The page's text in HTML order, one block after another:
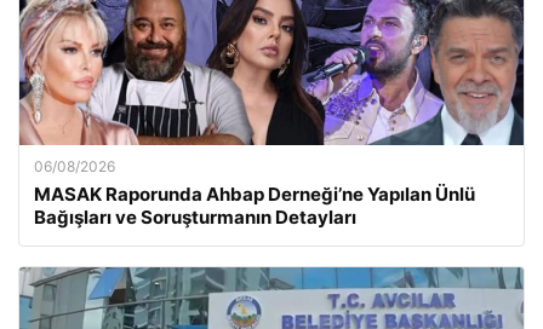
06/08/2026
MASAK Raporunda Ahbap Derneği’ne Yapılan Ünlü
Bağışları ve Soruşturmanın Detayları